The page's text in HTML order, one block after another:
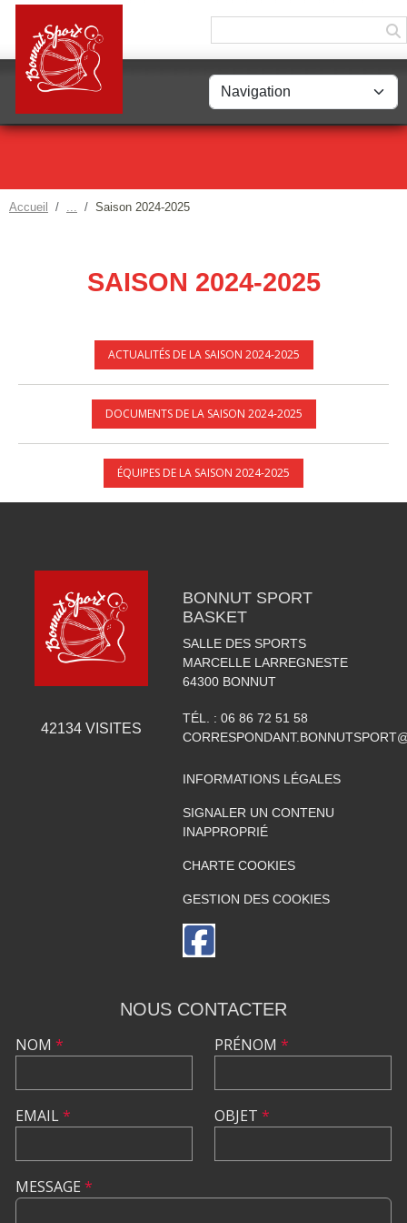
Accueil Saison 2024-2025
SAISON 2024-2025
ACTUALITÉS DE LA SAISON 2024-2025
DOCUMENTS DE LA SAISON 2024-2025
ÉQUIPES DE LA SAISON 2024-2025
42134VISITES
BONNUT SPORT
BASKET
SALLE DES SPORTS
MARCELLE LARREGNESTE
64300 BONNUT
TÉL. : 06 86 72 51 58
INFORMATIONS LÉGALES
SIGNALER UN CONTENU
INAPPROPRIÉ
CHARTE COOKIES
GESTION DES COOKIES
NOUS CONTACTER
NOM *
EMAIL*
PRÉNOM *
OBJET *
MESSAGE *